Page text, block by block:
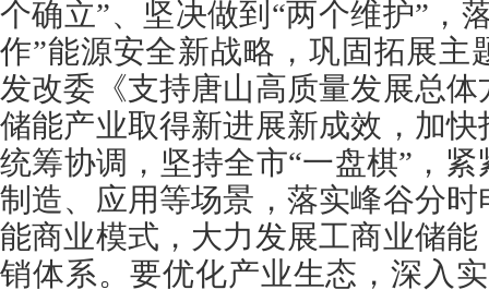
个确立”、坚决做到“两个维护”，
作”能源安全新战略，巩固拓展主
发改委《支持唐山高质量发展总
储能产业取得新进展新成效，加
统筹协调，坚持全市“一盘棋”，
制造、应用等场景，落实峰谷分
能商业模式，大力发展工商业储
销体系。要优化产业生态，深入